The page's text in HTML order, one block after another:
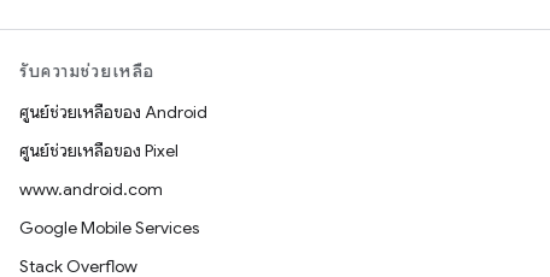
รับความช่วยเหลือ
ศูนย์ช่วยเหลือของ Android
ศูนย์ช่วยเหลือของ Pixel
www.android.com
Google Mobile Services
Stack Overflow